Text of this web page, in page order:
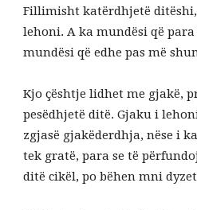
Fillimisht katërdhjetë
lehoni. A ka mundësi që
mundësi që edhe pas më
Kjo çështje lidhet me gjakë,
pesëdhjetë ditë. Gjaku i
zgjasë gjakëderdhja, nëse i
tek gratë, para se të
ditë cikël, po bëhen mni